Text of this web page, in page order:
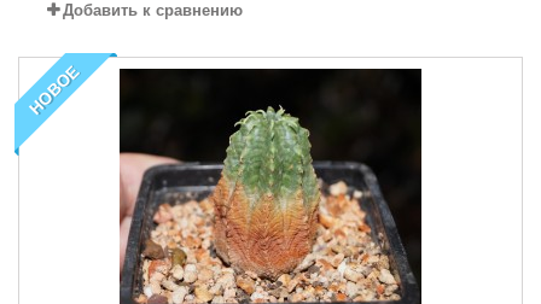
Добавить к сравнению
НОВОЕ